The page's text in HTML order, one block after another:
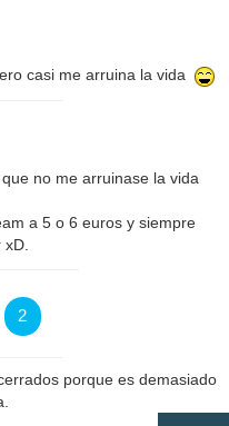
casi me arruina la vida
no me arruinase la vida
a 5 o 6 euros y siempre
2
porque es demasiado